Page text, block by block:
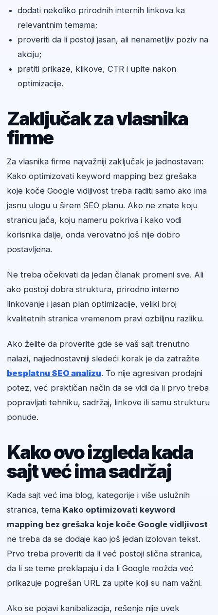
dodati nekoliko prirodnih internih linkova ka
relevantnim temama;
proveriti da li postoji jasan, ali nenametljiv poziv na
akciju;
pratiti prikaze, klikove, CTR i upite nakon
optimizacije.
Zaključak za vlasnika
firme
Za vlasnika firme najvažniji zaključak je jednostavan:
Kako optimizovati keyword mapping bez grešaka
koje koče Google vidljivost treba raditi samo ako ima
jasnu ulogu u širem SEO planu. Ako ne znate koju
stranicu jača, koju nameru pokriva i kako vodi
korisnika dalje, onda verovatno još nije dobro
postavljena.
Ne treba očekivati da jedan članak promeni sve. Ali
ako postoji dobra struktura, prirodno interno
linkovanje i jasan plan optimizacije, veliki broj
kvalitetnih stranica vremenom pravi ozbiljnu razliku.
Ako želite da proverite gde se vaš sajt trenutno
nalazi, najjednostavniji sledeći korak je da zatražite
besplatnu SEO analizu. To nije agresivan prodajni
potez, već praktičan način da se vidi da li prvo treba
popravljati tehniku, sadržaj, linkove ili samu strukturu
ponude.
Kako ovo izgleda kada
sajt već ima sadržaj
Kada sajt već ima blog, kategorije i više uslužnih
stranica, tema Kako optimizovati keyword
mapping bez grešaka koje koče Google vidljivost
ne treba da se dodaje kao još jedan izolovan tekst.
Prvo treba proveriti da li već postoji slična stranica,
da li se teme preklapaju i da li Google možda već
prikazuje pogrešan URL za upite koji su nam važni.
Ako se pojavi kanibalizacija, rešenje nije uvek